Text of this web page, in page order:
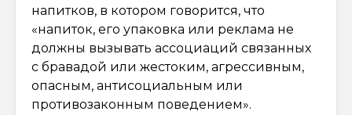
напитков, в котором говорится, что
«напиток, его упаковка или реклама не
должны вызывать ассоциаций связанных
с бравадой или жестоким, агрессивным,
опасным, антисоциальным или
противозаконным поведением».